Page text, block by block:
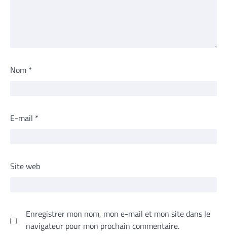
Nom *
E-mail *
Site web
Enregistrer mon nom, mon e-mail et mon site dans le
navigateur pour mon prochain commentaire.